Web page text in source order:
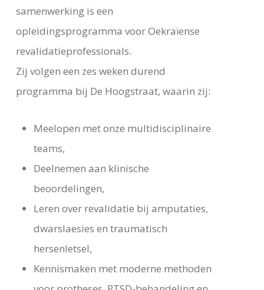
samenwerking is een
opleidingsprogramma voor Oekraïense
revalidatieprofessionals.
Zij volgen een zes weken durend
programma bij De Hoogstraat, waarin zij:
Meelopen met onze multidisciplinaire
teams,
Deelnemen aan klinische
beoordelingen,
Leren over revalidatie bij amputaties,
dwarslaesies en traumatisch
hersenletsel,
Kennismaken met moderne methoden